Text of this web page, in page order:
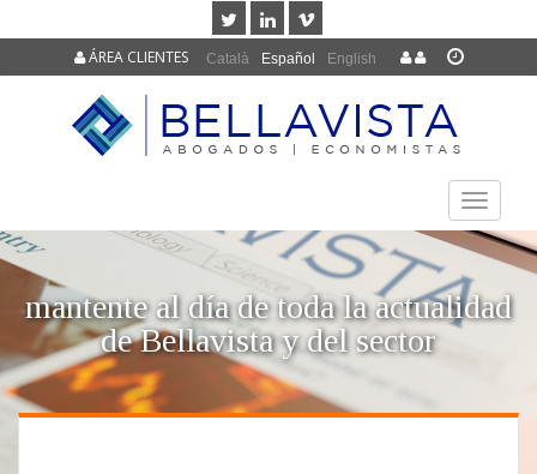
Català Español English
ÁREA CLIENTES
TOGGLE
mantente al día de toda la actualidad
de Bellavista y del sector